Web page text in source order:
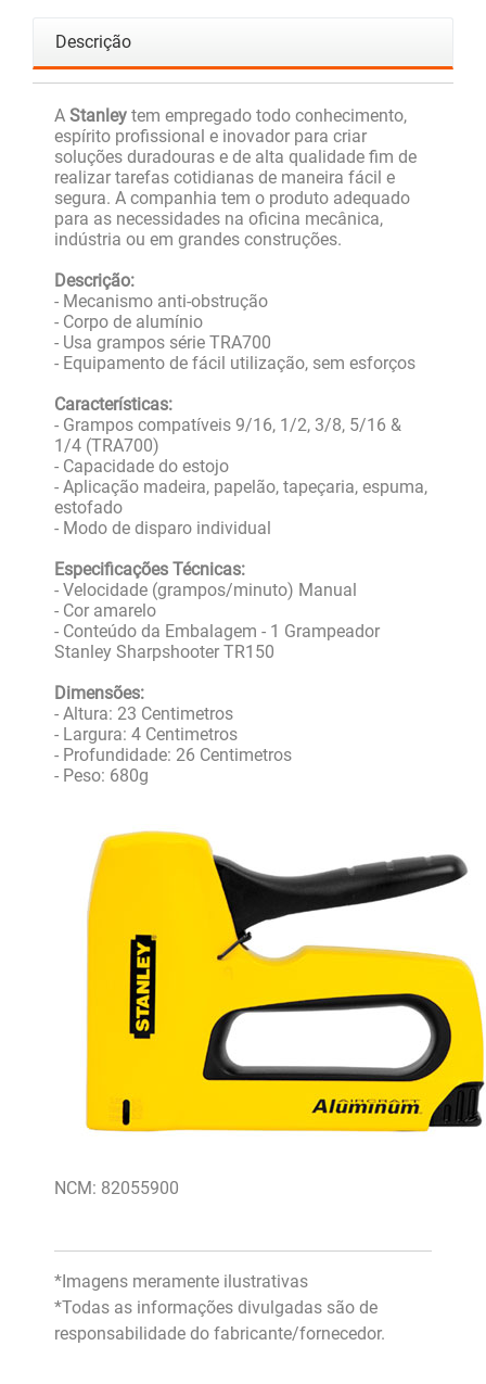
Descrição
A Stanley tem empregado todo conhecimento,
espírito profissional e inovador para criar
soluções duradouras e de alta qualidade fim de
realizar tarefas cotidianas de maneira fácil e
segura. A companhia tem o produto adequado
para as necessidades na oficina mecânica,
indústria ou em grandes construções.
Descrição:
- Mecanismo anti-obstrução
- Corpo de alumínio
- Usa grampos série TRA700
- Equipamento de fácil utilização, sem esforços
Características:
- Grampos compatíveis 9/16, 1/2, 3/8, 5/16 &
1/4 (TRA700)
- Capacidade do estojo
- Aplicação madeira, papelão, tapeçaria, espuma,
estofado
- Modo de disparo individual
Especificações Técnicas:
- Velocidade (grampos/minuto) Manual
- Cor amarelo
- Conteúdo da Embalagem - 1 Grampeador
Stanley Sharpshooter TR150
Dimensões:
- Altura: 23 Centimetros
- Largura: 4 Centimetros
- Profundidade: 26 Centimetros
- Peso: 680g
NCM: 82055900
*Imagens meramente ilustrativas
*Todas as informações divulgadas são de
responsabilidade do fabricante/fornecedor.